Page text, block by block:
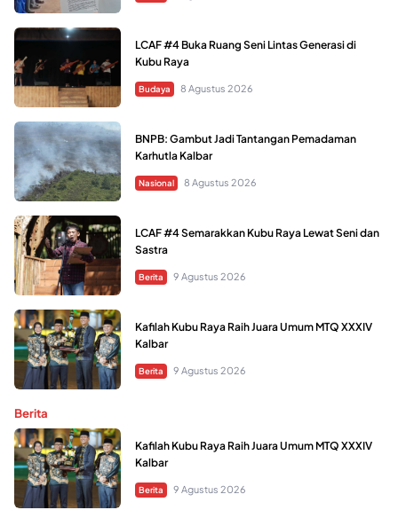
LCAF #4 Buka Ruang Seni Lintas Generasi di
Kubu Raya
Budaya 8 Agustus 2026
BNPB: Gambut Jadi Tantangan Pemadaman
Karhutla Kalbar
Nasional 8 Agustus 2026
LCAF #4 Semarakkan Kubu Raya Lewat Seni dan
Sastra
Berita 9 Agustus 2026
Kafilah Kubu Raya Raih Juara Umum MTQ XXXIV
Kalbar
Berita 9 Agustus 2026
Berita
Kafilah Kubu Raya Raih Juara Umum MTQ XXXIV
Kalbar
Berita 9 Agustus 2026